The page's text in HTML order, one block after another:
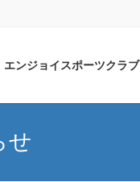
エンジョイスポーツクラブ
せ